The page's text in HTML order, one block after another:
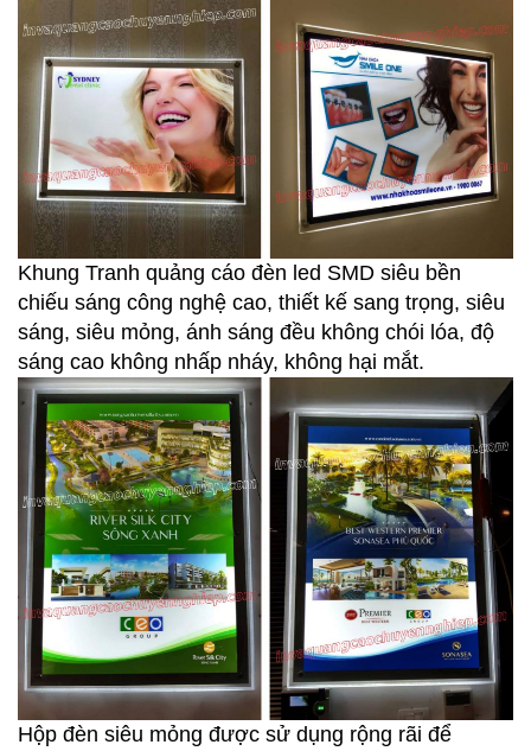
Khung Tranh quảng cáo đèn led SMD siêu bền
chiếu sáng công nghệ cao, thiết kế sang trọng, siêu
sáng, siêu mỏng, ánh sáng đều không chói lóa, độ
sáng cao không nhấp nháy, không hại mắt.
Hộp đèn siêu mỏng được sử dụng rộng rãi để